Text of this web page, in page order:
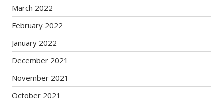
March 2022
February 2022
January 2022
December 2021
November 2021
October 2021